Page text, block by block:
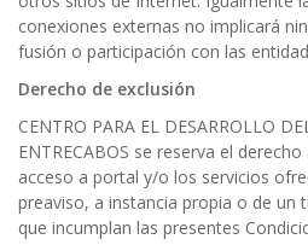
conexiones externas no implicará
fusión o participación con las
Derecho de exclusión
CENTRO PARA EL DESARROLLO
ENTRECABOS se reserva el
acceso a portal y/o los servicios
preaviso, a instancia propia o de un
que incumplan las presentes